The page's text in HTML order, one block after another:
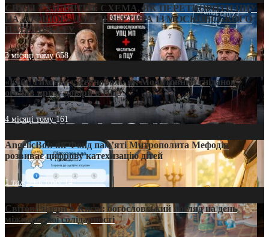
СВЯТІ УХИЛЯНТИ: СХЕМА, ЯК ПЕРЕТВОРИТИ ПЦУ
НА «ОФШОР» ДЛЯ ДЕЗЕРТИРА ІЗ МОСКОВСЬКОГО
ПАТРІАРХАТУ
3 місяці тому658
«Кейс Тихона» у Тернополі: як Молитовний сніданок
оголив кризу довіри в ПЦУ
4 місяці тому161
AngelicBot: як Фонд пам’яті Митрополита Мефодія
розвиває цифрову катехизацію дітей
1 тиждень тому14
Світові лідери в Києві: богословський погляд на день
міжнародної солідарності